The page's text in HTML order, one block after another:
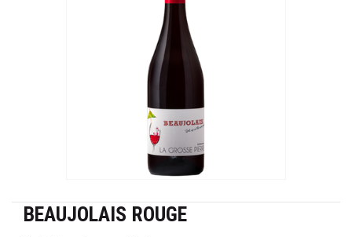
BEAUJOLAIS ROUGE